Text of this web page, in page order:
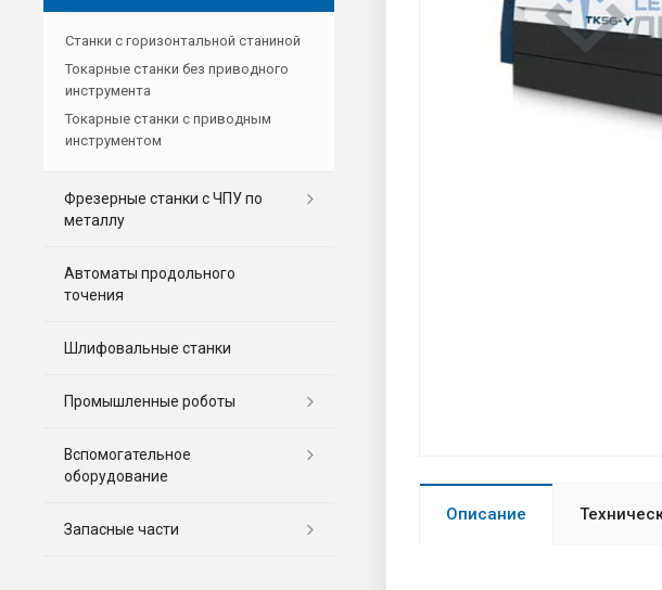
Описание
Станки с горизонтальной станиной
Токарные станки без приводного
инструмента
Токарные станки с приводным
инструментом
Фрезерные станки c ЧПУ по
металлу
Автоматы продольного
точения
Шлифовальные станки
Промышленные роботы
Вспомогательное
оборудование
Запасные части